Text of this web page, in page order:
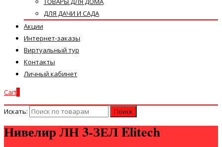
ДЛЯ ДАЧИ И САДА
Акции
Интернет-заказы
Виртуальный тур
Контакты
Личный кабинет
Cart
Искать:
Нивелир ЛН 3-ЗЕЛ Elitech